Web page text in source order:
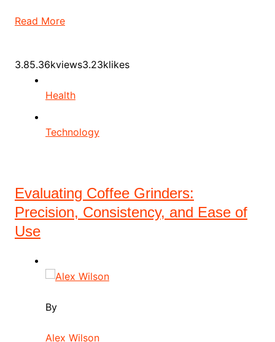
Read More
3.85.36kviews3.23klikes
Health
Technology
Evaluating Coffee Grinders:
Precision, Consistency, and Ease of
Use
By
Alex Wilson